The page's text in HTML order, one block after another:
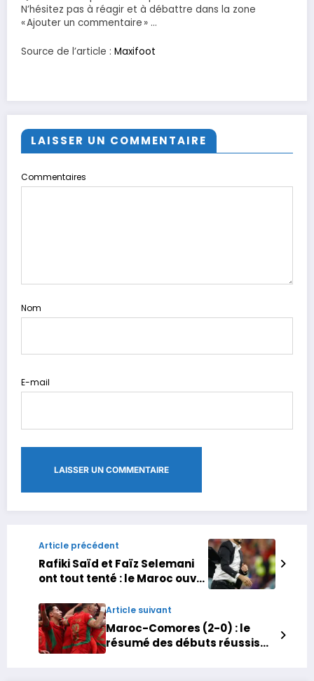
N’hésitez pas à réagir et à débattre dans la zone
« Ajouter un commentaire » …
Source de l’article : Maxifoot
LAISSER UN COMMENTAIRE
Commentaires
Nom
E-mail
Article précédent
Rafiki Saïd et Faïz Selemani
ont tout tenté : le Maroc ouvre
exceptionnelArticle suivant
Maroc-Comores (2-0) : le
résumé des débuts réussis